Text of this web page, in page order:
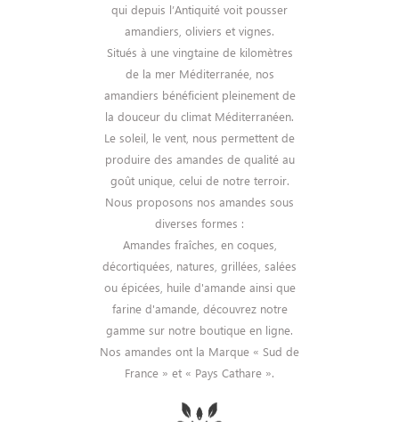
qui depuis l’Antiquité voit pousser
amandiers, oliviers et vignes.
Situés à une vingtaine de kilomètres
de la mer Méditerranée, nos
amandiers bénéficient pleinement de
la douceur du climat Méditerranéen.
Le soleil, le vent, nous permettent de
produire des amandes de qualité au
goût unique, celui de notre terroir.
Nous proposons nos amandes sous
diverses formes :
Amandes fraîches, en coques,
décortiquées, natures, grillées, salées
ou épicées, huile d'amande ainsi que
farine d'amande, découvrez notre
gamme sur notre boutique en ligne.
Nos amandes ont la Marque « Sud de
France » et « Pays Cathare ».